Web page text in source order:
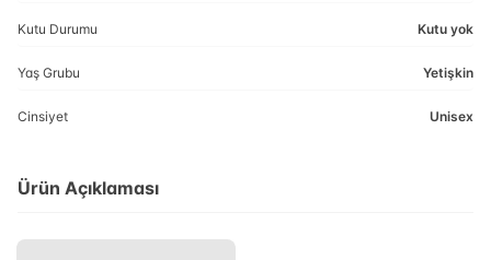
Kutu Durumu Kutu yok
Yaş Grubu Yetişkin
Cinsiyet Unisex
Ürün Açıklaması